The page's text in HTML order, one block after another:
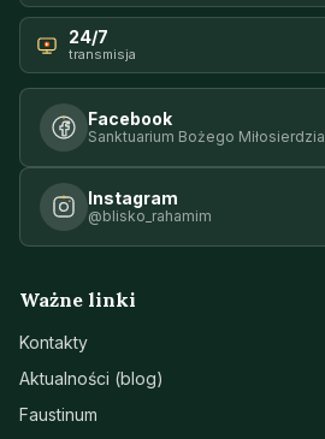
24/7
transmisja
Facebook
Sanktuarium Bożego Miłosierdzia
Instagram
@blisko_rahamim
Ważne linki
Kontakty
Aktualności (blog)
Faustinum